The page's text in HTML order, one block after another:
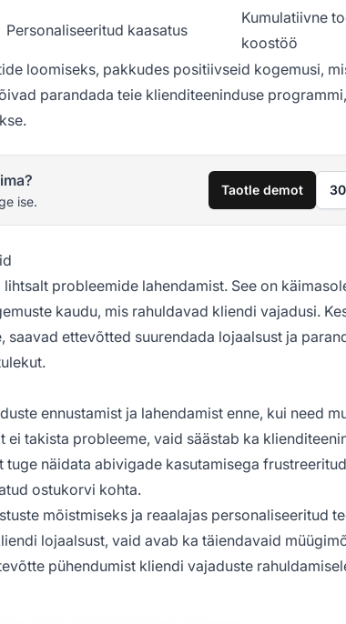
Personaliseeritud kaasatus
Kumulatiivne
koostöö
loomiseks, pakkudes positiivseid kogemusi,
parandada teie klienditeeninduse
ise.
Taotle demot
probleemide lahendamist. See on
kaudu, mis rahuldavad kliendi vajadusi.
saavad ettevõtted suurendada lojaalsust ja
ennustamist ja lahendamist enne, kui need
ei takista probleeme, vaid säästab ka
näidata abivigade kasutamisega
ostukorvi kohta.
mõistmiseks ja reaalajas personaliseeritud
lojaalsust, vaid avab ka täiendavaid
pühendumist kliendi vajaduste